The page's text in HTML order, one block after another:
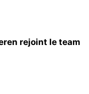
rejoint le team